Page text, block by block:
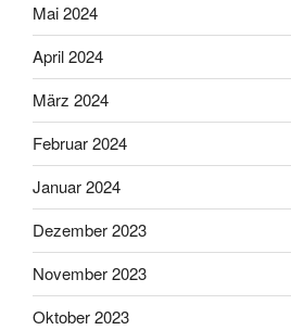
Mai 2024
April 2024
März 2024
Februar 2024
Januar 2024
Dezember 2023
November 2023
Oktober 2023